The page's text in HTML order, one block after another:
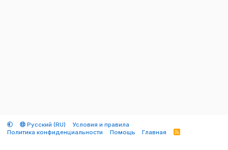
Русский (RU)
Условия и правила
Политика конфиденциальности
Помощь Главная
R